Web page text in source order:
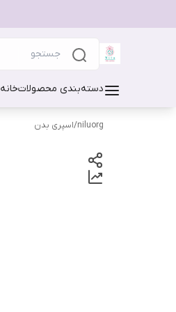
دسته‌بندی محصولاتخانه
niluorg
/اسپری بدن